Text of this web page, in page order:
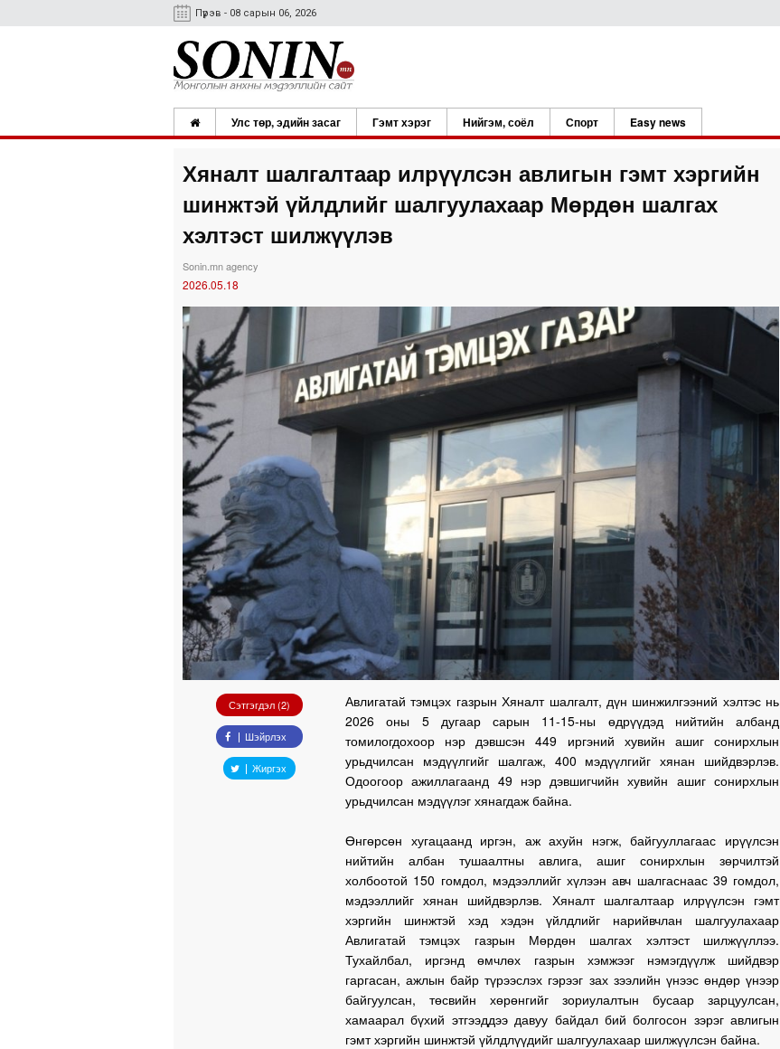
Пүрэв - 08 сарын 06, 2026
Улс төр, эдийн засаг Гэмт хэрэг Нийгэм, соёл Спорт Easy news
Хяналт шалгалтаар илрүүлсэн авлигын гэмт хэргийн
шинжтэй үйлдлийг шалгуулахаар Мөрдөн шалгах
хэлтэст шилжүүлэв
Sonin.mn agency
2026.05.18
Сэтгэгдэл (2)
Шэйрлэх
Жиргэх
Авлигатай тэмцэх газрын Хяналт шалгалт, дүн шинжилгээний хэлтэс нь
2026 оны 5 дугаар сарын 11-15-ны өдрүүдэд нийтийн албанд
томилогдохоор нэр дэвшсэн 449 иргэний хувийн ашиг сонирхлын
урьдчилсан мэдүүлгийг шалгаж, 400 мэдүүлгийг хянан шийдвэрлэв.
Одоогоор ажиллагаанд 49 нэр дэвшигчийн хувийн ашиг сонирхлын
урьдчилсан мэдүүлэг хянагдаж байна.
Өнгөрсөн хугацаанд иргэн, аж ахуйн нэгж, байгууллагаас ирүүлсэн
нийтийн албан тушаалтны авлига, ашиг сонирхлын зөрчилтэй
холбоотой 150 гомдол, мэдээллийг хүлээн авч шалгаснаас 39 гомдол,
мэдээллийг хянан шийдвэрлэв. Хяналт шалгалтаар илрүүлсэн гэмт
хэргийн шинжтэй хэд хэдэн үйлдлийг нарийвчлан шалгуулахаар
Авлигатай тэмцэх газрын Мөрдөн шалгах хэлтэст шилжүүллээ.
Тухайлбал, иргэнд өмчлөх газрын хэмжээг нэмэгдүүлж шийдвэр
гаргасан, ажлын байр түрээслэх гэрээг зах зээлийн үнээс өндөр үнээр
байгуулсан, төсвийн хөрөнгийг зориулалтын бусаар зарцуулсан,
хамаарал бүхий этгээддээ давуу байдал бий болгосон зэрэг авлигын
гэмт хэргийн шинжтэй үйлдлүүдийг шалгуулахаар шилжүүлсэн байна.